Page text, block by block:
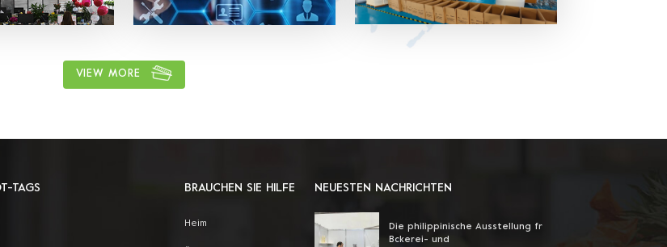
Willkommener
& Hangtag
Liefern Sie das
um den
Frischhaltung. Sushi, Kuchen , Keks,
Salat und eine weitere Kunststoffbox
für Lebensmittelverpackungen ,
Tablett, Rollfolie und Beutel aus
VIEW MORE
TAGS BRAUCHEN SIE HILFE
Heim
NEUESTEN NACHRICHTEN
Die philippinische Ausstellung fr
Bckerei- und